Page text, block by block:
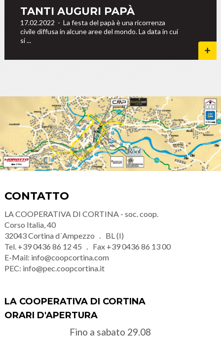
TANTI AUGURI PAPÀ
17.02.2022 - La festa del papà è una ricorrenza
civile diffusa in alcune aree del mondo. La data in cui
si ...
CONTATTO
LA COOPERATIVA DI CORTINA - soc. coop.
Corso Italia, 40
32043Cortina d´Ampezzo
BL (I)
Tel. +39 0436 86 12 45 Fax +39 0436 86 13 00
E-Mail: info@coopcortina.com
PEC: info@pec.coopcortina.it
LA COOPERATIVA DI CORTINA
ORARI D'APERTURA
Fino a sabato 29.08